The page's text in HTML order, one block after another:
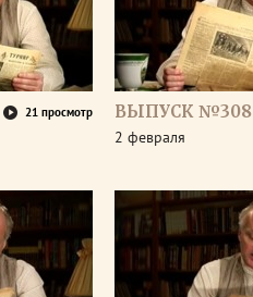
21 просмотр ВЫПУСК №308
2 февраля